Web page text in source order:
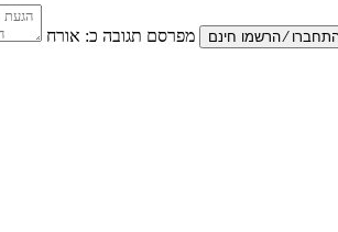
מפרסם תגובה כ: אורח